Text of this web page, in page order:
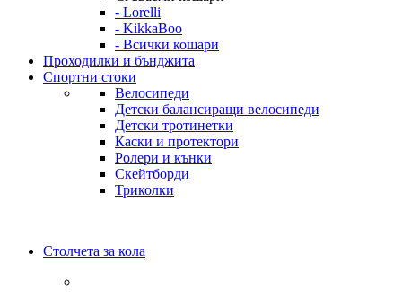
- Lorelli
- KikkaBoo
- Всички кошари
Проходилки и бънджита
Спортни стоки
Велосипеди
Детски балансиращи велосипеди
Детски тротинетки
Каски и протектори
Ролери и кънки
Скейтборди
Триколки
Столчета за кола